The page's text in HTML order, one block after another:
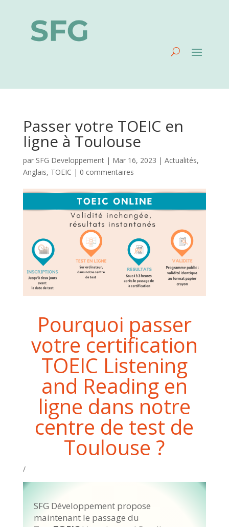
Passer votre TOEIC en
ligne à Toulouse
par SFG Developpement| Mar 16, 2023 | Actualités,
Anglais, TOEIC | 0 commentaires
Pourquoi passer
votre certification
TOEIC Listening
and Reading en
ligne dans notre
centre de test de
Toulouse ?
/
SFG Développement propose
maintenant le passage du